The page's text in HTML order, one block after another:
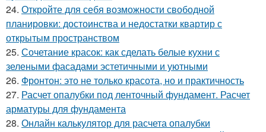
24. Откройте для себя возможности свободной
планировки: достоинства и недостатки квартир с
открытым пространством
25. Сочетание красок: как сделать белые кухни с
зелеными фасадами эстетичными и уютными
26. Фронтон: это не только красота, но и практичность
27. Расчет опалубки под ленточный фундамент. Расчет
арматуры для фундамента
28. Онлайн калькулятор для расчета опалубки